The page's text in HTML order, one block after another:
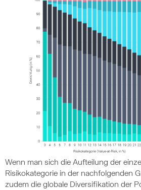
Wenn man sich die Aufteilung der
Risikokategorie in der nachfolgenden
zudem die globale Diversifikation der